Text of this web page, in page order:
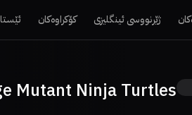
ژێرنووسی ئینگلیزی کۆکراوەکان
Mutant Ninja Turtles